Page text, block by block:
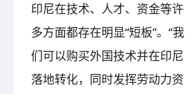
印尼在技术、人才、资金等许
多方面都存在明显“短板”。“我
们可以购买外国技术并在印尼
落地转化，同时发挥劳动力资